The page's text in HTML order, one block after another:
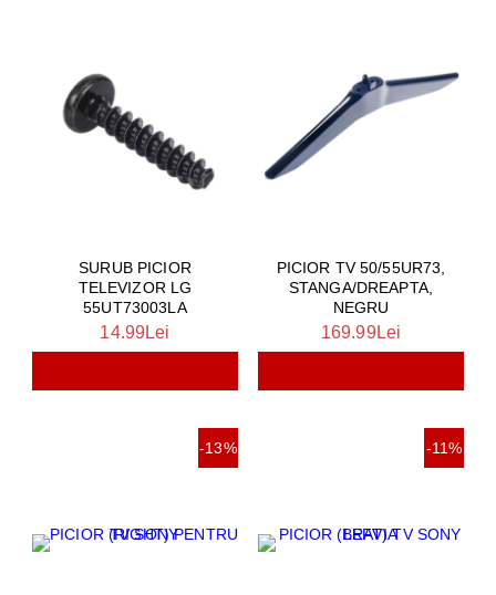
SURUB PICIOR
TELEVIZOR LG
55UT73003LA
14.99Lei
PICIOR TV 50/55UR73,
STANGA/DREAPTA,
NEGRU
169.99Lei
-13% -11%